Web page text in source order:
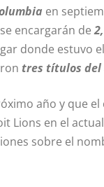
en
encargarán de
donde estuvo el
tres títulos del
año y que
Lions en el actual
sobre el